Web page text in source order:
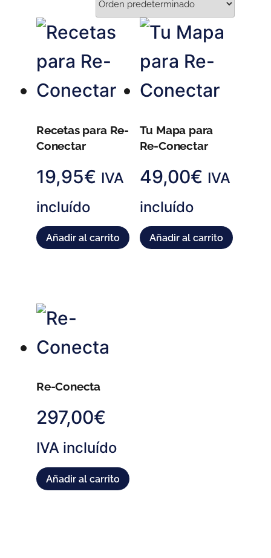
Recetas para Re-
Conectar
19,95€ IVA
incluído
Añadir al carrito
Tu Mapa para
Re-Conectar
49,00€ IVA
incluído
Añadir al carrito
Re-Conecta
297,00€
IVA incluído
Añadir al carrito